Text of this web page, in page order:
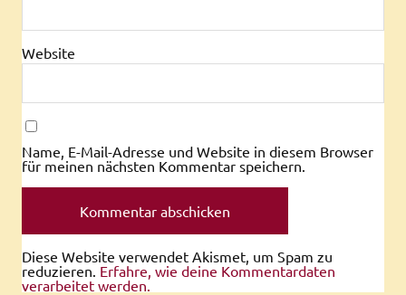
Website
Name, E-Mail-Adresse und Website in diesem Browser
für meinen nächsten Kommentar speichern.
Diese Website verwendet Akismet, um Spam zu
reduzieren. Erfahre, wie deine Kommentardaten
verarbeitet werden.